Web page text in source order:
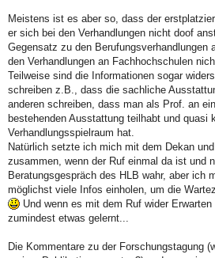
Meistens ist es aber so, dass der
er sich bei den Verhandlungen nicht doof
Gegensatz zu den Berufungsverhandlungen
den Verhandlungen an Fachhochschulen
Teilweise sind die Informationen sogar
schreiben z.B., dass die sachliche
anderen schreiben, dass man als Prof. an
bestehenden Ausstattung teilhabt und quasi
Verhandlungsspielraum hat.
Natürlich setzte ich mich mit dem Dekan
zusammen, wenn der Ruf einmal da ist und
Beratungsgespräch des HLB wahr, aber ich
möglichst viele Infos einholen, um die
Und wenn es mit dem Ruf wider
zumindest etwas gelernt...
Die Kommentare zu der Forschungstagung